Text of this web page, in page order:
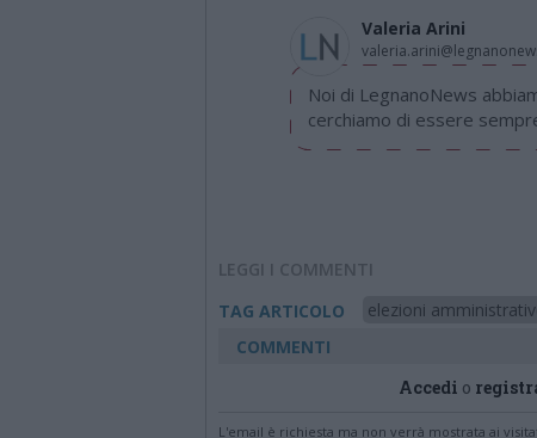
Valeria Arini
Noi di LegnanoNews
cerchiamo di essere
LEGGI I COMMENTI
TAG ARTICOLO
elezioni
COMMENTI
Accedi o
L'email è richiesta ma non verrà mostrata ai